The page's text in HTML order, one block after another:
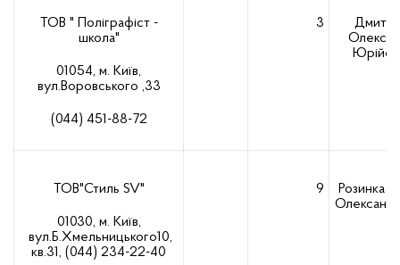
ТОВ " Поліграфіст -
школа"
01054, м. Київ,
вул.Воровського ,33
(044) 451-88-72
3
ТОВ"Стиль SV"
01030, м. Київ,
вул.Б.Хмельницького10,
кв.31, (044) 234-22-40
9
Розинка